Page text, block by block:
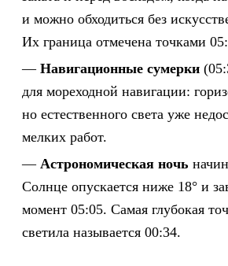
и можно обходиться без
Их граница отмечена точками
Навигационные сумерки
для мореходной навигации:
но естественного света уже
мелких работ.
Астрономическая ночь
Солнце опускается ниже 18° и
момент 05:05. Самая глубокая
светила называется 00:34.